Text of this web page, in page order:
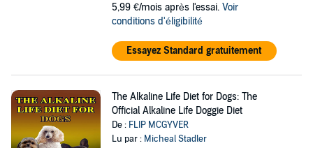
5,99 €/mois après l'essai. Voir
conditions d'éligibilité
Essayez Standard gratuitement
The Alkaline Life Diet for Dogs: The
Official Alkaline Life Doggie Diet
De : FLIP MCGYVER
Lu par : Micheal Stadler